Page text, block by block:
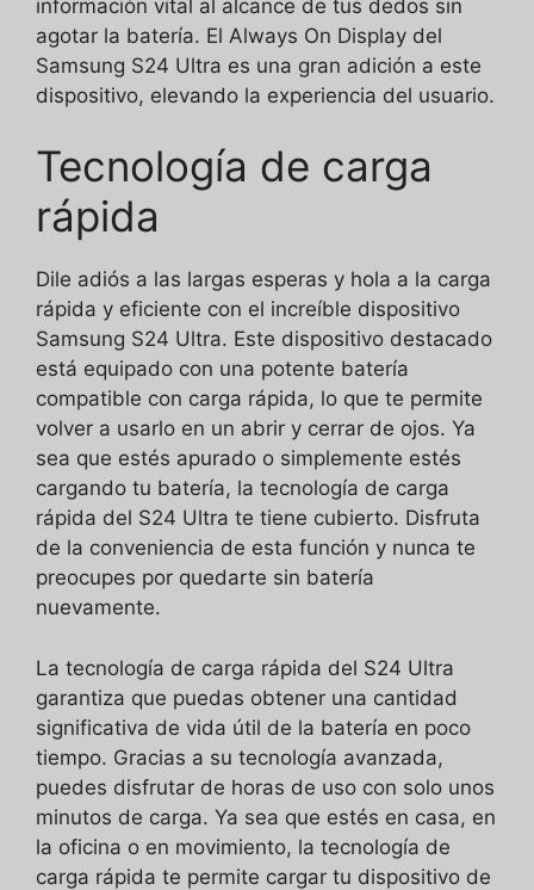
información vital al alcance de tus dedos sin
agotar la batería. El Always On Display del
Samsung S24 Ultra es una gran adición a este
dispositivo, elevando la experiencia del usuario.
Tecnología de carga
rápida
Dile adiós a las largas esperas y hola a la carga
rápida y eficiente con el increíble dispositivo
Samsung S24 Ultra. Este dispositivo destacado
está equipado con una potente batería
compatible con carga rápida, lo que te permite
volver a usarlo en un abrir y cerrar de ojos. Ya
sea que estés apurado o simplemente estés
cargando tu batería, la tecnología de carga
rápida del S24 Ultra te tiene cubierto. Disfruta
de la conveniencia de esta función y nunca te
preocupes por quedarte sin batería
nuevamente.
La tecnología de carga rápida del S24 Ultra
garantiza que puedas obtener una cantidad
significativa de vida útil de la batería en poco
tiempo. Gracias a su tecnología avanzada,
puedes disfrutar de horas de uso con solo unos
minutos de carga. Ya sea que estés en casa, en
la oficina o en movimiento, la tecnología de
carga rápida te permite cargar tu dispositivo de